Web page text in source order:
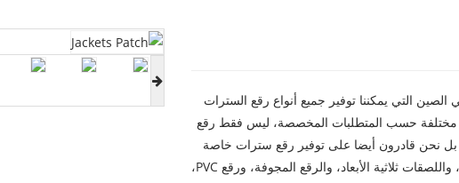
التي يمكننا توفير جميع أنواع رقع السترات
مختلفة حسب المتطلبات المخصصة، ليس فقط رقع
بل نحن قادرون أيضا على توفير رقع سترات خاصة
وعصرية مثل التطريز الشبح، واللصقات ثلاثية الأبعاد، والرقع المجوفة، ورقع PVC،